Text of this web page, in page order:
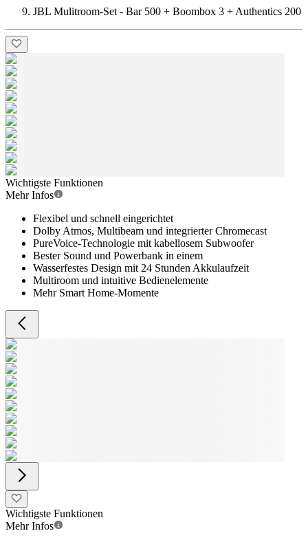
JBL Mulitroom-Set - Bar 500 + Boombox 3 + Authentics 200
Wichtigste Funktionen
Mehr Infos
Flexibel und schnell eingerichtet
Dolby Atmos, Multibeam und integrierter Chromecast
PureVoice-Technologie mit kabellosem Subwoofer
Bester Sound und Powerbank in einem
Wasserfestes Design mit 24 Stunden Akkulaufzeit
Multiroom und intuitive Bedienelemente
Mehr Smart Home-Momente
Wichtigste Funktionen
Mehr Infos